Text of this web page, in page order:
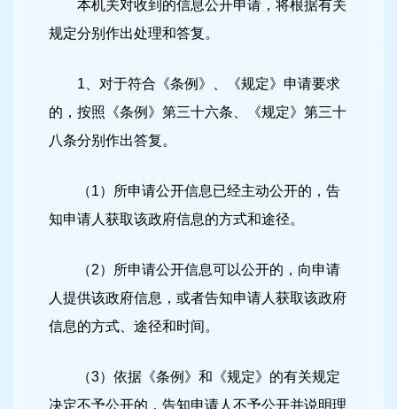
本机关对收到的信息公开申请，将根据有关
规定分别作出处理和答复。
1、对于符合《条例》、《规定》申请要求
的，按照《条例》第三十六条、《规定》第三十
八条分别作出答复。
（1）所申请公开信息已经主动公开的，告
知申请人获取该政府信息的方式和途径。
（2）所申请公开信息可以公开的，向申请
人提供该政府信息，或者告知申请人获取该政府
信息的方式、途径和时间。
（3）依据《条例》和《规定》的有关规定
决定不予公开的，告知申请人不予公开并说明理